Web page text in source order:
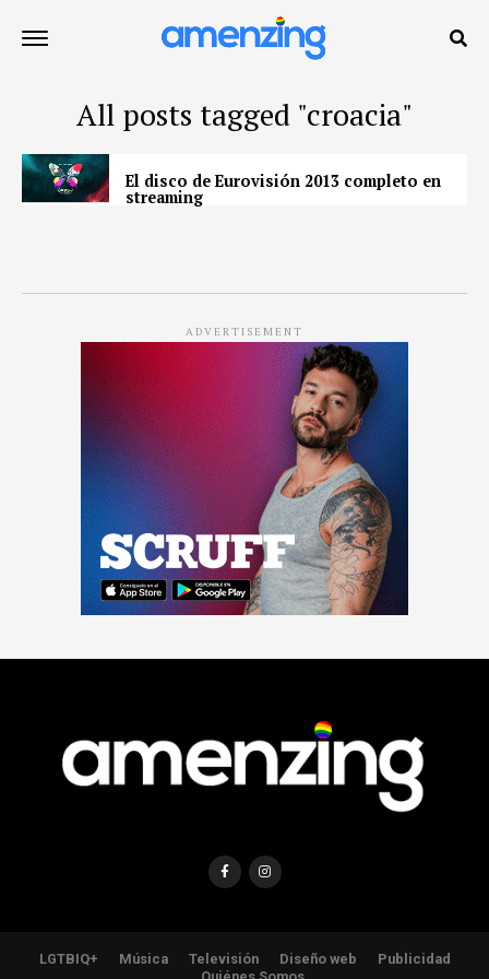
All posts tagged "croacia"
El disco de Eurovisión 2013 completo en
streaming
ADVERTISEMENT
LGTBIQ+ Música Televisión Diseño web
Publicidad